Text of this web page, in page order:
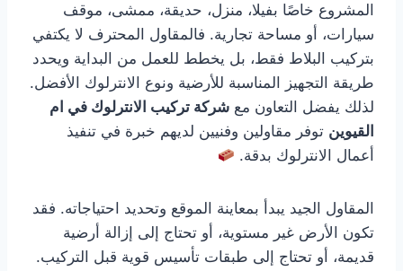
المشروع خاصًا بفيلا، منزل، حديقة، ممشى، موقف
سيارات، أو مساحة تجارية. فالمقاول المحترف لا يكتفي
بتركيب البلاط فقط، بل يخطط للعمل من البداية ويحدد
طريقة التجهيز المناسبة للأرضية ونوع الانترلوك الأفضل.
لذلك يفضل التعاون مع شركة تركيب الانترلوك في ام
القيوين توفر مقاولين وفنيين لديهم خبرة في تنفيذ
أعمال الانترلوك بدقة.
المقاول الجيد يبدأ بمعاينة الموقع وتحديد احتياجاته. فقد
تكون الأرض غير مستوية، أو تحتاج إلى إزالة أرضية
قديمة، أو تحتاج إلى طبقات تأسيس قوية قبل التركيب.